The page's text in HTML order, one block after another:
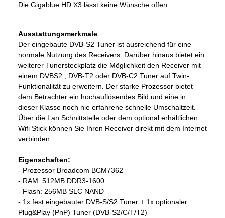
Die Gigablue HD X3 lässt keine Wünsche offen..
Ausstattungsmerkmale
Der eingebaute DVB-S2 Tuner ist ausreichend für eine
normale Nutzung des Receivers. Darüber hinaus bietet ein
weiterer Tunersteckplatz die Möglichkeit den Receiver mit
einem DVBS2 , DVB-T2 oder DVB-C2 Tuner auf Twin-
Funktionalität zu erweitern. Der starke Prozessor bietet
dem Betrachter ein hochauflösendes Bild und eine in
dieser Klasse noch nie erfahrene schnelle Umschaltzeit.
Über die Lan Schnittstelle oder dem optional erhältlichen
Wifi Stick können Sie Ihren Receiver direkt mit dem Internet
verbinden.
Eigenschaften:
- Prozessor Broadcom BCM7362
- RAM: 512MB DDR3-1600
- Flash: 256MB SLC NAND
- 1x fest eingebauter DVB-S/S2 Tuner + 1x optionaler
Plug&Play (PnP) Tuner (DVB-S2/C/T/T2)